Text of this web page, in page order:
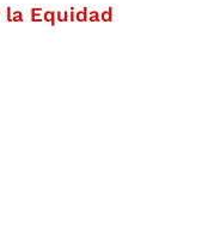
Equidad